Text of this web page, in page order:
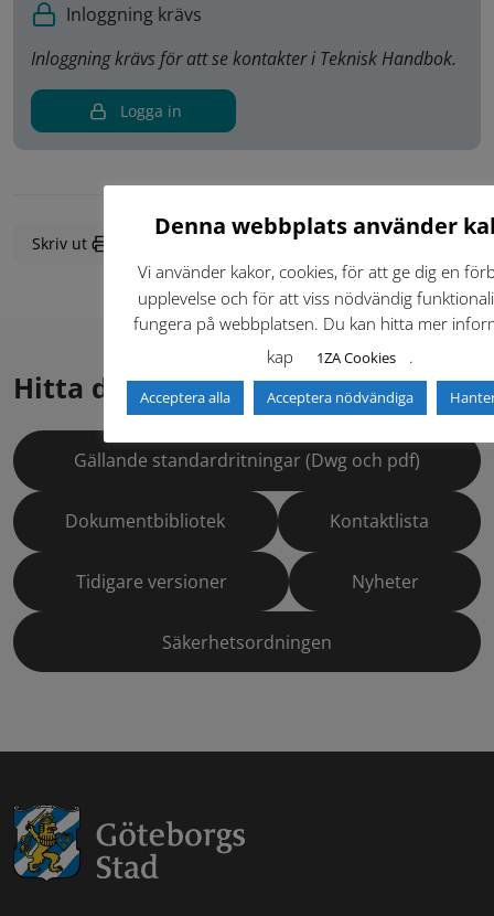
Inloggning krävs
Inloggning krävs för att se kontakter i Teknisk Handbok.
Logga in
Skriv ut Senast ändrad: 2024-04-24
Hitta direkt
Gällande standardritningar (Dwg och pdf)
Dokumentbibliotek Kontaktlista
Tidigare versioner Nyheter
Säkerhetsordningen
Denna webbplats använder
Vi använder kakor, cookies, för att ge dig en
upplevelse och för att viss nödvändig
fungera på webbplatsen. Du kan hitta mer
kap
1ZA Cookies .
Acceptera alla Acceptera nödvändiga